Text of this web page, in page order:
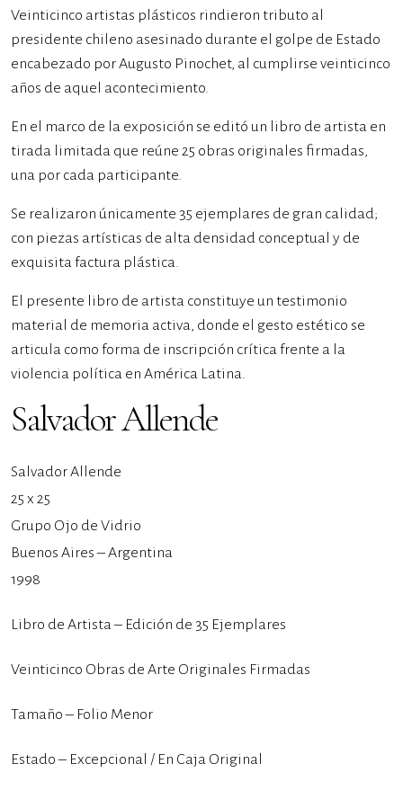
Veinticinco artistas plásticos rindieron tributo al
presidente chileno asesinado durante el golpe de Estado
encabezado por Augusto Pinochet, al cumplirse veinticinco
años de aquel acontecimiento.
En el marco de la exposición se editó un libro de artista en
tirada limitada que reúne 25 obras originales firmadas,
una por cada participante.
Se realizaron únicamente 35 ejemplares de gran calidad;
con piezas artísticas de alta densidad conceptual y de
exquisita factura plástica.
El presente libro de artista constituye un testimonio
material de memoria activa, donde el gesto estético se
articula como forma de inscripción crítica frente a la
violencia política en América Latina.
Salvador Allende
Salvador Allende
25 x 25
Grupo Ojo de Vidrio
Buenos Aires – Argentina
1998
Libro de Artista – Edición de 35 Ejemplares
Veinticinco Obras de Arte Originales Firmadas
Tamaño – Folio Menor
Estado – Excepcional / En Caja Original